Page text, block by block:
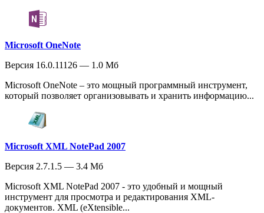
Microsoft OneNote
Версия 16.0.11126 — 1.0 Мб
Microsoft OneNote – это мощный программный инструмент,
который позволяет организовывать и хранить информацию...
Microsoft XML NotePad 2007
Версия 2.7.1.5 — 3.4 Мб
Microsoft XML NotePad 2007 - это удобный и мощный
инструмент для просмотра и редактирования XML-
документов. XML (eXtensible...